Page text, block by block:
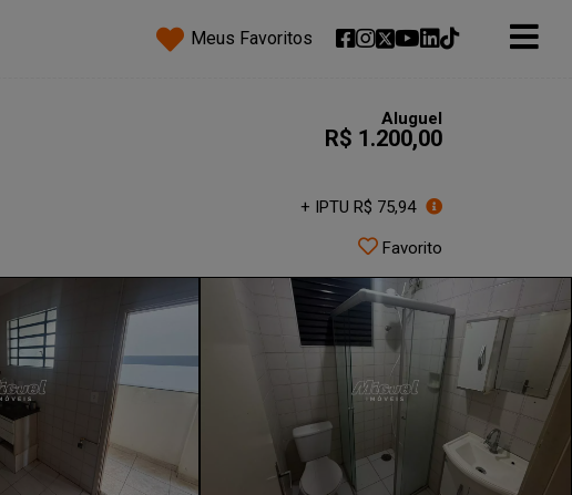
Meus Favoritos
Aluguel
R$ 1.200,00
+ IPTU R$ 75,94
Favorito